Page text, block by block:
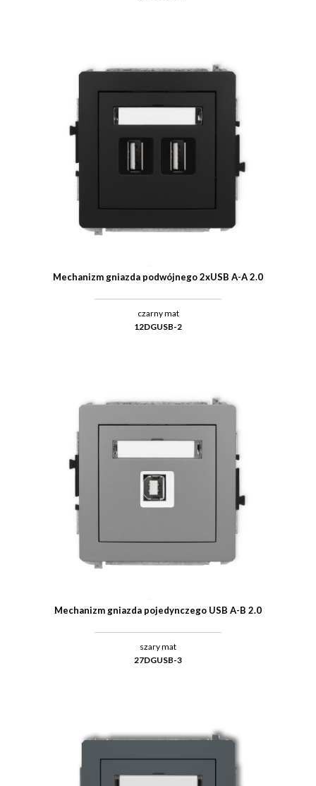
Mechanizm gniazda podwójnego 2xUSB A-A 2.0
czarny mat
12DGUSB-2
Mechanizm gniazda pojedynczego USB A-B 2.0
szary mat
27DGUSB-3